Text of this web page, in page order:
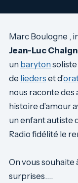
Marc Boulogne ,
Jean-Luc
un baryton soliste
de lieders et d’
nous raconte
histoire d’amour
un enfant autiste
Radio fidélité le
On vous souhaite
surprises….